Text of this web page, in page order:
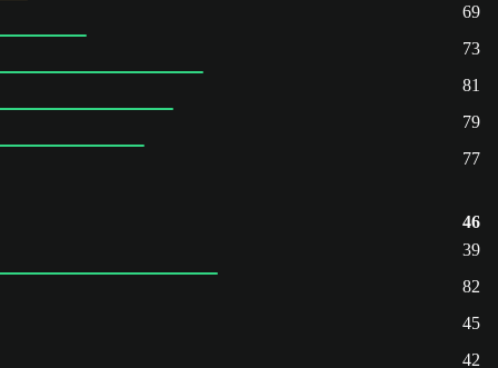
69
73
81
79
77
46
39
82
45
42